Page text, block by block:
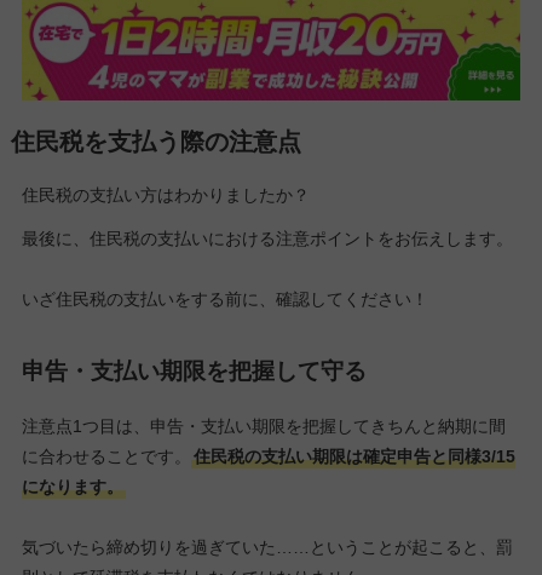
住民税を支払う際の注意点
住民税の支払い方はわかりましたか？
最後に、住民税の支払いにおける注意ポイントをお伝えします。
いざ住民税の支払いをする前に、確認してください！
申告・支払い期限を把握して守る
注意点1つ目は、申告・支払い期限を把握してきちんと納期に間
に合わせることです。
住民税の支払い期限は確定申告と同様3/15
になります。
気づいたら締め切りを過ぎていた……ということが起こると、罰